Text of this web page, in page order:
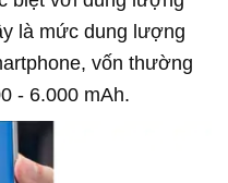
là mức dung lượng
vốn thường
- 6.000 mAh.